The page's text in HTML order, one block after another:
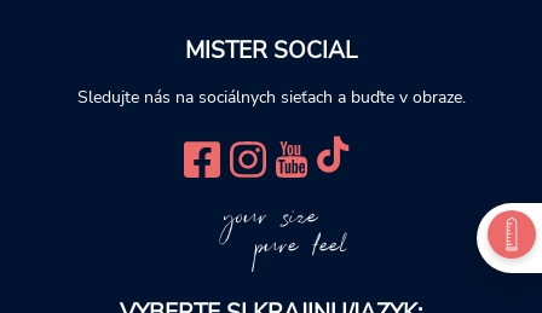
MISTER SOCIAL
Sledujte nás na sociálnych sieťach a buďte v obraze.
your size
pure feel